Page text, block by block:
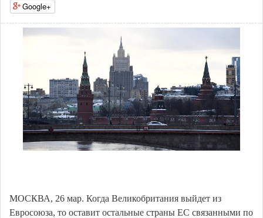
Google+
МОСКВА, 26 мар. Когда Великобритания выйдет из
Евросоюза, то оставит остальные страны ЕС связанными по